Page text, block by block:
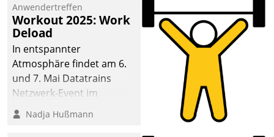
Anwendertreffen
Workout 2025: Work
Deload
In entspannter
Atmosphäre findet am 6.
und 7. Mai Datatrains
Netzwerk-Event im
Kunden- und Partnerkreis
statt. Zentrale Frage: Wie
Nadja Hußmann